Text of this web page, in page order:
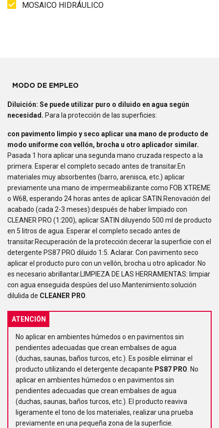
MOSAICO HIDRÁULICO
MODO DE EMPLEO
Diluición: Se puede utilizar puro o diluido en agua según
necesidad. Para la protección de las superficies:
con pavimento limpio y seco aplicar una mano de producto de
modo uniforme con vellón, brocha u otro aplicador similar.
Pasada 1 hora aplicar una segunda mano cruzada respecto a la
primera. Esperar el completo secado antes de transitar.En
materiales muy absorbentes (barro, arenisca, etc.) aplicar
previamente una mano de impermeabilizante como FOB XTREME
o W68, esperando 24 horas antes de aplicar SATIN.Renovación del
acabado (cada 2-3 meses):después de haber limpiado con
CLEANER PRO (1:200), aplicar SATIN diluyendo 500 ml de producto
en 5 litros de agua. Esperar el completo secado antes de
transitar.Recuperación de la protección:decerar la superficie con el
detergente PS87 PRO diluido 1:5. Aclarar. Con pavimento seco
aplicar el producto puro con un vellón, brocha u otro aplicador. No
es necesario abrillantar.LIMPIEZA DE LAS HERRAMIENTAS: limpiar
con agua enseguida despúes del uso.Mantenimiento:solución
dilulida de CLEANER PRO
ATENCIÓN
No aplicar en ambientes húmedos o en pavimentos sin
pendientes adecuadas que crean embalses de agua
(duchas, saunas, baños turcos, etc.). Es posible eliminar el
producto utilizando el detergente decapante PS87 PRO . No
aplicar en ambientes húmedos o en pavimentos sin
pendientes adecuadas que crean embalses de agua
(duchas, saunas, baños turcos, etc.). El producto reaviva
ligeramente el tono de los materiales, realizar una prueba
previamente en una pequeña zona de la superficie.